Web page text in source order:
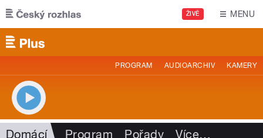
Přejít k hlavnímu obsahu
ŽIVĚ MENU
PROGRAM AUDIOARCHIV KAMERY
Domácí Program Pořady Více…